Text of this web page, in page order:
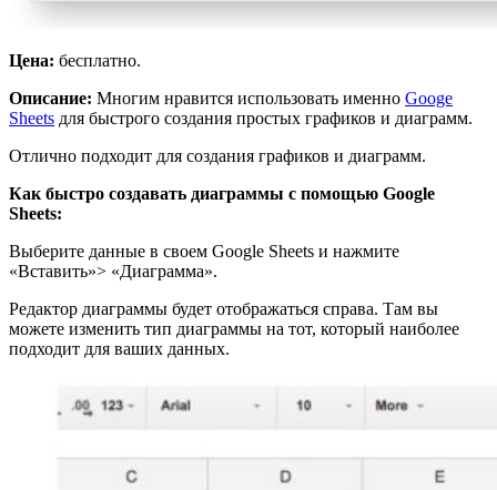
Цена: бесплатно.
Описание: Многим нравится использовать именно Googe
Sheets для быстрого создания простых графиков и диаграмм.
Отлично подходит для создания графиков и диаграмм.
Как быстро создавать диаграммы с помощью Google
Sheets:
Выберите данные в своем Google Sheets и нажмите
«Вставить»> «Диаграмма».
Редактор диаграммы будет отображаться справа. Там вы
можете изменить тип диаграммы на тот, который наиболее
подходит для ваших данных.